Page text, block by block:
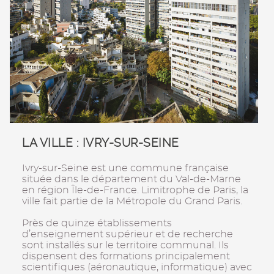
LA VILLE : IVRY-SUR-SEINE
Ivry-sur-Seine est une commune française
située dans le département du Val-de-Marne
en région Île-de-France. Limitrophe de Paris, la
ville fait partie de la Métropole du Grand Paris.
Près de quinze établissements
d’enseignement supérieur et de recherche
sont installés sur le territoire communal. Ils
dispensent des formations principalement
scientifiques (aéronautique, informatique) avec